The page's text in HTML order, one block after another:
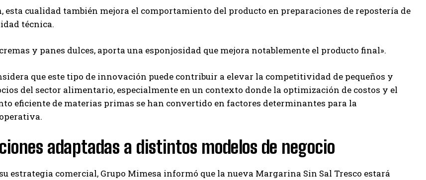
esta cualidad también mejora el comportamiento del producto en preparaciones de repostería de
técnica.
y panes dulces, aporta una esponjosidad que mejora notablemente el producto final».
que este tipo de innovación puede contribuir a elevar la competitividad de pequeños y
del sector alimentario, especialmente en un contexto donde la optimización de costos y el
eficiente de materias primas se han convertido en factores determinantes para la
adaptadas a distintos modelos de negocio
estrategia comercial, Grupo Mimesa informó que la nueva Margarina Sin Sal Tresco estará